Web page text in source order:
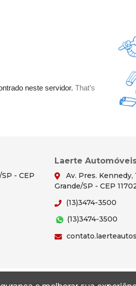
- CEP
Laerte
Av. Pres. Kennedy,
Grande/SP - CEP
(13)3474-3500
(13)3474-3500